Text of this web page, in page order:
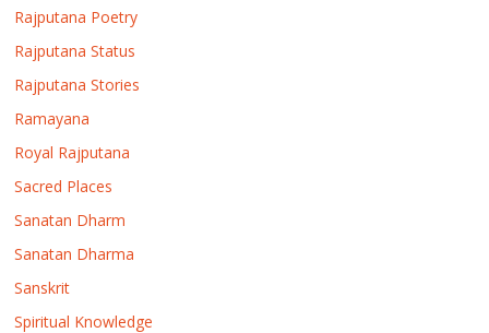
Rajputana Poetry
Rajputana Status
Rajputana Stories
Ramayana
Royal Rajputana
Sacred Places
Sanatan Dharm
Sanatan Dharma
Sanskrit
Spiritual Knowledge